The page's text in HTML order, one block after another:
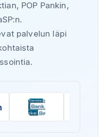
POP Pankin,
palvelun läpi